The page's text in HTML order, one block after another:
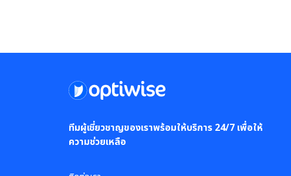
ทีมผู้เชี่ยวชาญของเราพร้อมให้บริการ 24/7 เพื่อให้
ความช่วยเหลือ